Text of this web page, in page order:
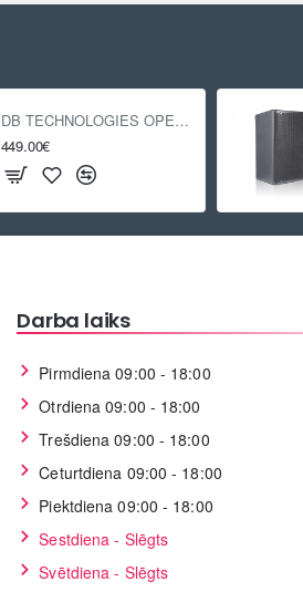
DB TECHNOLOGIES OPERA 12
449.00€
Darba laiks
Pirmdiena 09:00 - 18:00
Otrdiena 09:00 - 18:00
Trešdiena 09:00 - 18:00
Ceturtdiena 09:00 - 18:00
Piektdiena 09:00 - 18:00
Sestdiena - Slēgts
Svētdiena - Slēgts